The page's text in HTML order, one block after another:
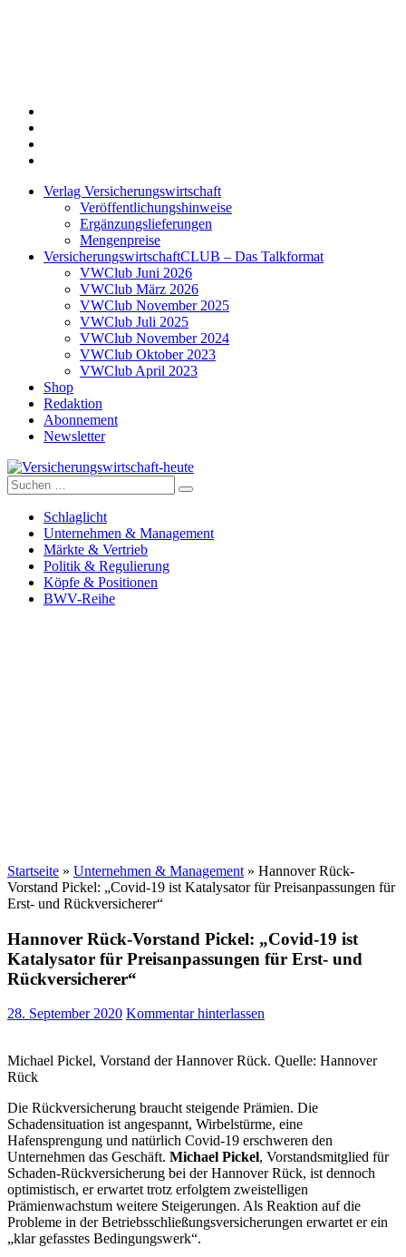
Verlag Versicherungswirtschaft
Veröffentlichungshinweise
Ergänzungslieferungen
Mengenpreise
VersicherungswirtschaftCLUB – Das Talkformat
VWClub Juni 2026
VWClub März 2026
VWClub November 2025
VWClub Juli 2025
VWClub November 2024
VWClub Oktober 2023
VWClub April 2023
Shop
Redaktion
Abonnement
Newsletter
Versicherungswirtschaft-heute
Suche
nach:
Schlaglicht
Unternehmen & Management
Märkte & Vertrieb
Politik & Regulierung
Köpfe & Positionen
BWV-Reihe
Startseite » Unternehmen & Management » Hannover Rück-
Vorstand Pickel: „Covid-19 ist Katalysator für Preisanpassungen für
Erst- und Rückversicherer“
Hannover Rück-Vorstand Pickel: „Covid-19 ist
Katalysator für Preisanpassungen für Erst- und
Rückversicherer“
28. September 2020 Kommentar hinterlassen
Michael Pickel, Vorstand der Hannover Rück. Quelle: Hannover
Rück
Die Rückversicherung braucht steigende Prämien. Die
Schadensituation ist angespannt, Wirbelstürme, eine
Hafensprengung und natürlich Covid-19 erschweren den
Unternehmen das Geschäft. Michael Pickel, Vorstandsmitglied für
Schaden-Rückversicherung bei der Hannover Rück, ist dennoch
optimistisch, er erwartet trotz erfolgtem zweistelligen
Prämienwachstum weitere Steigerungen. Als Reaktion auf die
Probleme in der Betriebsschließungsversicherungen erwartet er ein
„klar gefasstes Bedingungswerk“.